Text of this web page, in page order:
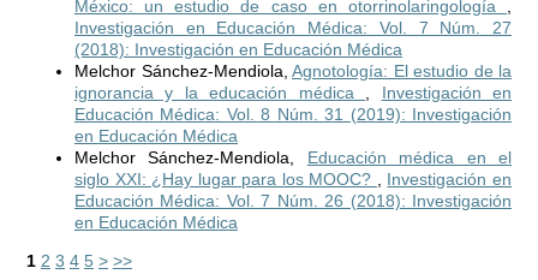
México: un estudio de caso en otorrinolaringología ,
Investigación en Educación Médica: Vol. 7 Núm. 27
(2018): Investigación en Educación Médica
Melchor Sánchez-Mendiola, Agnotología: El estudio de la
ignorancia y la educación médica , Investigación en
Educación Médica: Vol. 8 Núm. 31 (2019): Investigación
en Educación Médica
Melchor Sánchez-Mendiola, Educación médica en el
siglo XXI: ¿Hay lugar para los MOOC? , Investigación en
Educación Médica: Vol. 7 Núm. 26 (2018): Investigación
en Educación Médica
1 2 3 4 5 > >>